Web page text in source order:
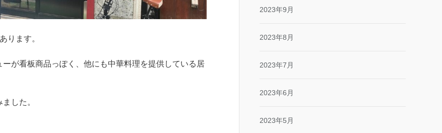
ります。
が看板商品っぽく、他にも中華料理を提供している居
した。
2023年9月
2023年8月
2023年7月
2023年6月
2023年5月